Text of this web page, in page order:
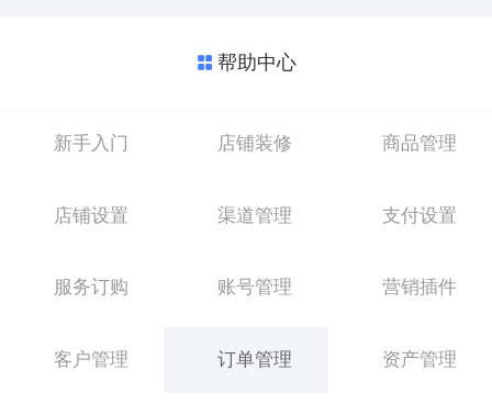
帮助中心
新手入门 店铺装修 商品管理
店铺设置 渠道管理 支付设置
服务订购 账号管理 营销插件
客户管理 订单管理 资产管理